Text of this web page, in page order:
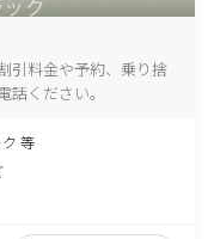
引料金や予約、乗り捨
ください。
等